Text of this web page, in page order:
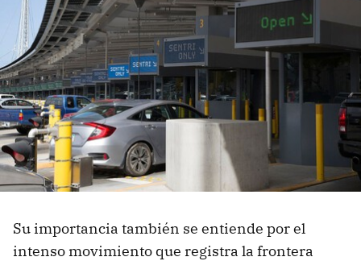
Su importancia también se entiende por el
intenso movimiento que registra la frontera